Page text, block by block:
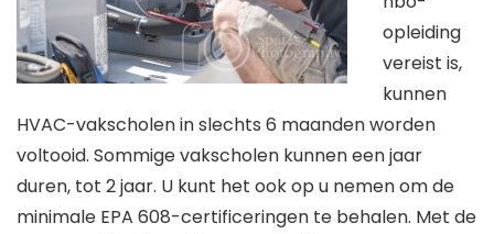
opleiding
vereist is,
kunnen
HVAC-vakscholen in slechts 6 maanden worden
voltooid. Sommige vakscholen kunnen een jaar
duren, tot 2 jaar. U kunt het ook op u nemen om de
minimale EPA 608-certificeringen te behalen. Met de